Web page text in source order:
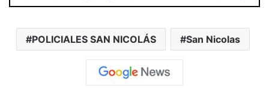
POLICIALES SAN NICOLÁS San Nicolas